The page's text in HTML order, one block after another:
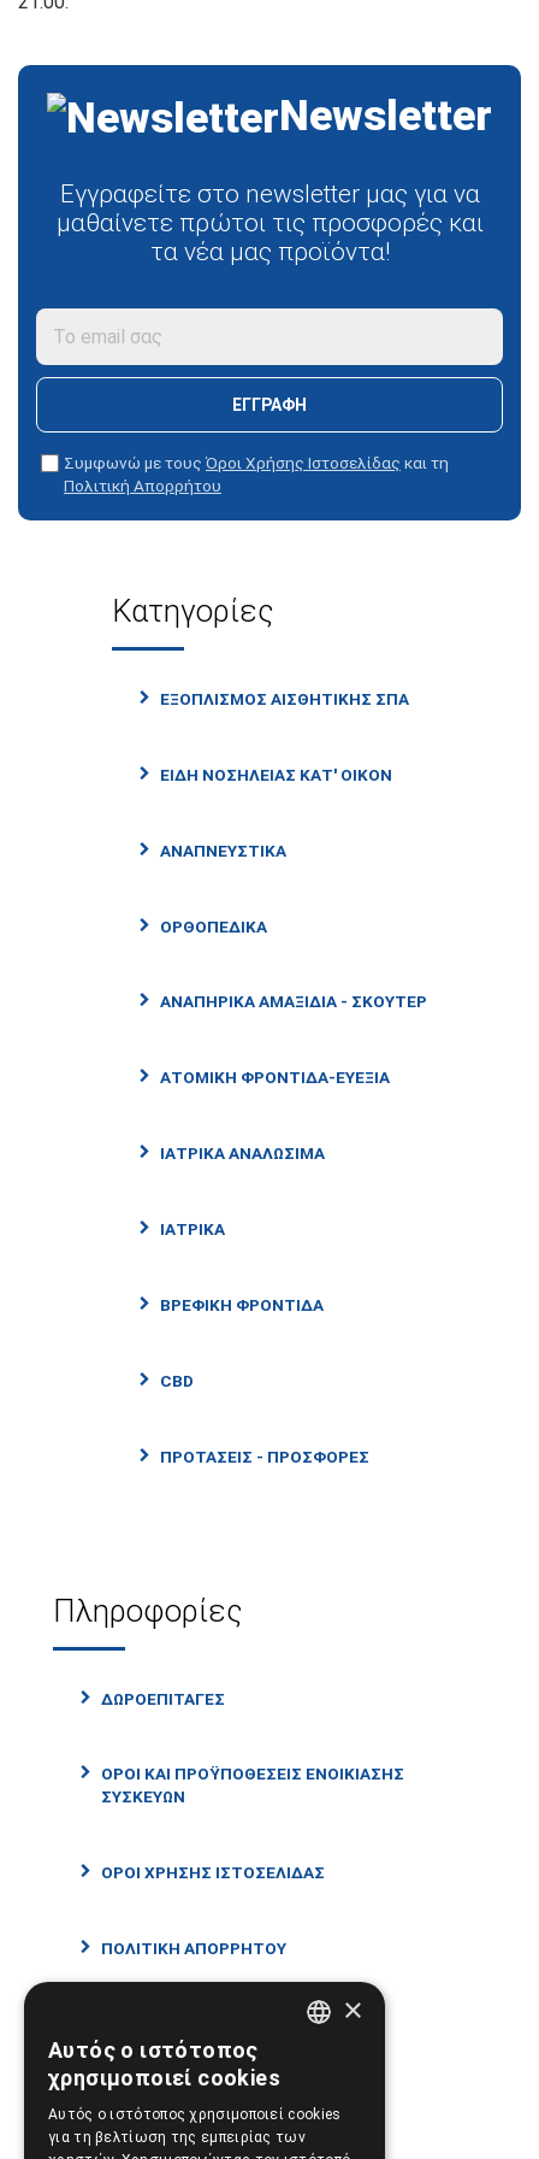
Newsletter
Εγγραφείτε στο newsletter μας για να
μαθαίνετε πρώτοι τις προσφορές και
τα νέα μας προϊόντα!
ΕΓΓΡΑΦΉ
Συμφωνώ με τους Όροι Χρήσης Ιστοσελίδας και τη
Πολιτική Απορρήτου
Κατηγορίες
ΕΞΟΠΛΙΣΜΌΣ ΑΙΣΘΗΤΙΚΉΣ ΣΠΑ
ΕΊΔΗ ΝΟΣΗΛΕΊΑΣ ΚΑΤ' ΟΊΚΟΝ
ΑΝΑΠΝΕΥΣΤΙΚΆ
ΟΡΘΟΠΕΔΙΚΆ
ΑΝΑΠΗΡΙΚΆ ΑΜΑΞΊΔΙΑ - ΣΚΟΎΤΕΡ
ΑΤΟΜΙΚΉ ΦΡΟΝΤΊΔΑ-ΕΥΕΞΊΑ
ΙΑΤΡΙΚΆ ΑΝΑΛΏΣΙΜΑ
ΙΑΤΡΙΚΑ
ΒΡΕΦΙΚΗ ΦΡΟΝΤΊΔΑ
CBD
ΠΡΟΤΑΣΕΙΣ - ΠΡΟΣΦΟΡΕΣ
Πληροφορίες
ΔΩΡΟΕΠΙΤΑΓΈΣ
ΌΡΟΙ ΚΑΙ ΠΡΟΫΠΟΘΈΣΕΙΣ ΕΝΟΙΚΊΑΣΗΣ
ΣΥΣΚΕΥΏΝ
ΌΡΟΙ ΧΡΉΣΗΣ ΙΣΤΟΣΕΛΊΔΑΣ
ΠΟΛΙΤΙΚΉ ΑΠΟΡΡΉΤΟΥ
×
Αυτός ο ιστότοπος
χρησιμοποιεί cookies
Αυτός ο ιστότοπος χρησιμοποιεί cookies
για τη βελτίωση της εμπειρίας των